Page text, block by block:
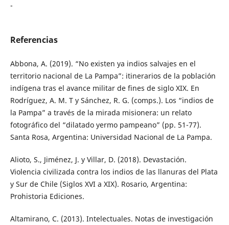
-
Referencias
Abbona, A. (2019). “No existen ya indios salvajes en el
territorio nacional de La Pampa”: itinerarios de la población
indígena tras el avance militar de fines de siglo XIX. En
Rodríguez, A. M. T y Sánchez, R. G. (comps.). Los “indios de
la Pampa” a través de la mirada misionera: un relato
fotográfico del “dilatado yermo pampeano” (pp. 51-77).
Santa Rosa, Argentina: Universidad Nacional de La Pampa.
Alioto, S., Jiménez, J. y Villar, D. (2018). Devastación.
Violencia civilizada contra los indios de las llanuras del Plata
y Sur de Chile (Siglos XVI a XIX). Rosario, Argentina:
Prohistoria Ediciones.
Altamirano, C. (2013). Intelectuales. Notas de investigación